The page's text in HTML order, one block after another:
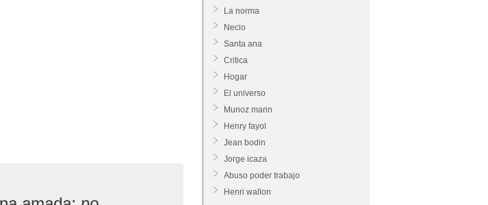
La norma
Necio
Santa ana
Critica
Hogar
El universo
Munoz marin
Henry fayol
Jean bodin
Jorge icaza
Abuso poder trabajo
Henri wallon